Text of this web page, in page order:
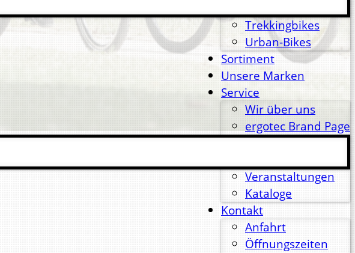
Trekkingbikes
Urban-Bikes
Sortiment
Unsere Marken
Service
Wir über uns
ergotec Brand Page
Filme
Veranstaltungen
Kataloge
Kontakt
Anfahrt
Öffnungszeiten